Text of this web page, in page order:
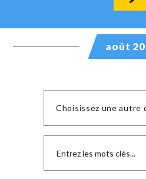
août
Choisissez une autre